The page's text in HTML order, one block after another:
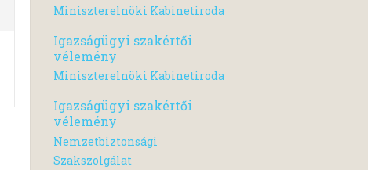
Miniszterelnöki Kabinetiroda
Igazságügyi szakértői
vélemény
Miniszterelnöki Kabinetiroda
Igazságügyi szakértői
vélemény
Nemzetbiztonsági
Szakszolgálat